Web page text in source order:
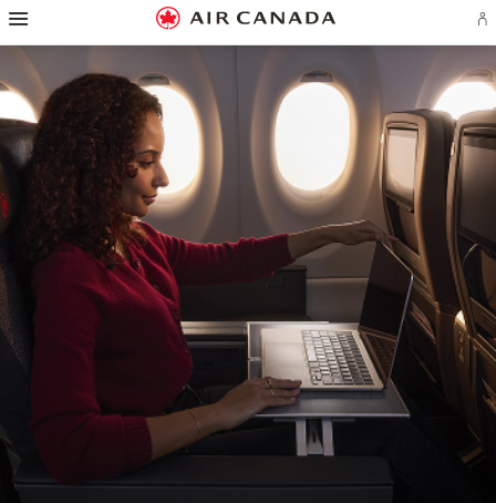
スキップしてホームページへ
スキップして主要コンテンツへ
スキップして主要コンテンツへ
スキップして検索フィールドへ
スキップしてフッターリンクへ
スキップしてサイトマップへ
スキップしてお問い合わせ先へ